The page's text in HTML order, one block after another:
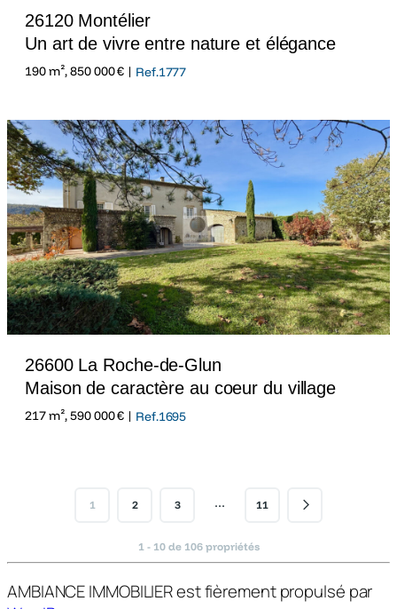
26120 Montélier
Un art de vivre entre nature et élégance
190 m², 850 000 € | Ref.1777
26600 La Roche-de-Glun
Maison de caractère au coeur du village
217 m², 590 000 € | Ref.1695
1 2 3 … 11
1 - 10 de 106 propriétés
AMBIANCE IMMOBILIER est fièrement propulsé par